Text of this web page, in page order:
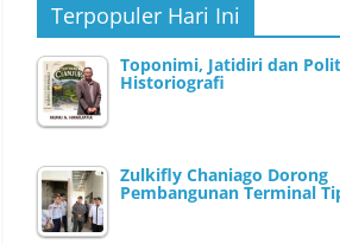
Terpopuler Hari Ini
Toponimi, Jatidiri dan
Historiografi
Zulkifly Chaniago Dorong
Pembangunan Terminal